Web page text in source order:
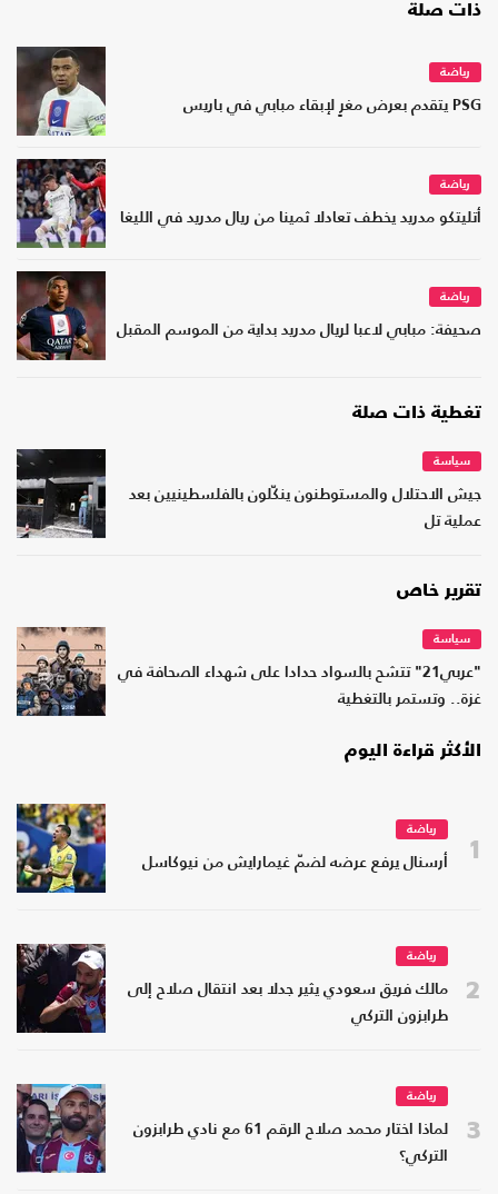
ذات صلة
رياضة
PSG يتقدم بعرض مغرٍ لإبقاء مبابي في باريس
رياضة
أتليتكو مدريد يخطف تعادلا ثمينا من ريال مدريد في الليغا
رياضة
صحيفة: مبابي لاعبا لريال مدريد بداية من الموسم المقبل
تغطية ذات صلة
سياسة
جيش الاحتلال والمستوطنون ينكّلون بالفلسطينيين بعد
عملية تل
تقرير خاص
سياسة
"عربي21" تتشح بالسواد حدادا على شهداء الصحافة في
غزة.. وتستمر بالتغطية
الأكثر قراءة اليوم
1
رياضة
أرسنال يرفع عرضه لضمّ غيمارايش من نيوكاسل
2
رياضة
مالك فريق سعودي يثير جدلا بعد انتقال صلاح إلى
طرابزون التركي
3
رياضة
لماذا اختار محمد صلاح الرقم 61 مع نادي طرابزون
التركي؟